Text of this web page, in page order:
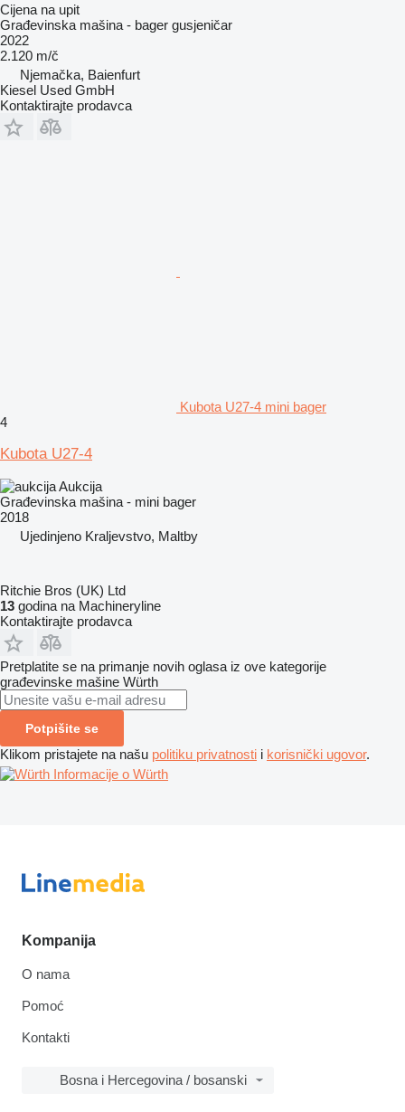
Cijena na upit
Građevinska mašina - bager gusjeničar
2022
2.120 m/č
Njemačka, Baienfurt
Kiesel Used GmbH
Kontaktirajte prodavca
Kubota U27-4 mini bager
4
Kubota U27-4
Aukcija
Građevinska mašina - mini bager
2018
Ujedinjeno Kraljevstvo, Maltby
Ritchie Bros (UK) Ltd
13 godina na Machineryline
Kontaktirajte prodavca
Pretplatite se na primanje novih oglasa iz ove kategorije
građevinske mašine Würth
Potpišite se
Klikom pristajete na našu politiku privatnosti i korisnički ugovor.
Informacije o Würth
Kompanija
O nama
Pomoć
Kontakti
Bosna i Hercegovina / bosanski